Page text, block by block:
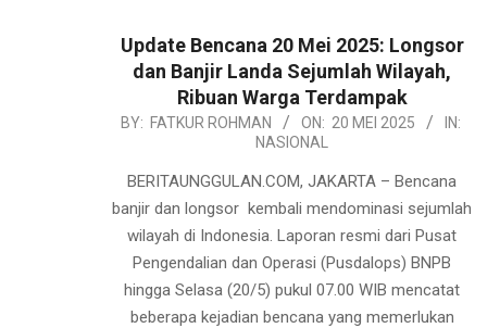
banjir dan longsor kembali mendominasi sejumlah
wilayah di Indonesia. Laporan resmi dari Pusat
Pengendalian dan Operasi (Pusdalops) BNPB
hingga Selasa (20/5) pukul 07.00 WIB mencatat
penanganan serius. Longsor di Bandung Barat,
Tiga Warga Terluka dan Puluhan Mengungsi Tanah
longsor terjadi di
CONTINUE READING